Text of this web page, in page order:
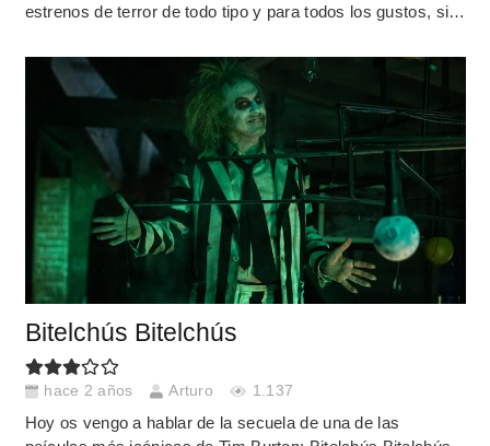
estrenos de terror de todo tipo y para todos los gustos, si…
Bitelchús Bitelchús
hace 2 años Arturo 1.137
Hoy os vengo a hablar de la secuela de una de las